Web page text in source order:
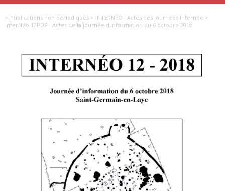
> Publications non périodiques > INTERNEO : Actes des journées Internéo >
InterNéo 12PDF - Actes de la journée d'information du 6 octobre 2018